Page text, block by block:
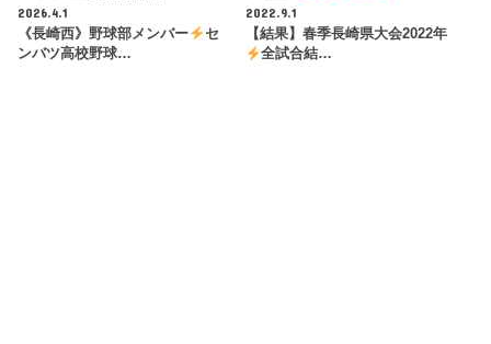
2026.4.1
《長崎西》野球部メンバー
セ
ンバツ高校野球…
2022.9.1
【結果】春季長崎県大会2022年
全試合結…